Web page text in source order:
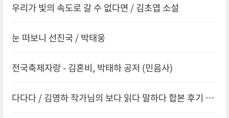
우리가 빛의 속도로 갈 수 없다면 / 김초엽 소설
눈 떠보니 선진국 / 박태웅
전국축제자랑 - 김혼비, 박태하 공저 (민음사)
다다다 / 김영하 작가님의 보다 읽다 말하다 합본 후기 /